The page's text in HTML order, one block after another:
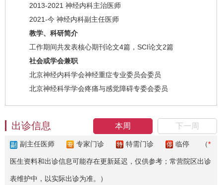
2013-2021 神经内科主治医师
2021-今 神经内科副主任医师
教学、科研简介
工作期间共发表核心期刊论文4篇，SCI论文2篇
社会或学会兼职
北京神经内科学会神经重症专业委员会委员
北京神经科学学会疼痛与感觉障碍专委会委员
本周 下一周
出诊信息
副主任医师 专家门诊 特需门诊 临停 （*
医生资料和出诊信息可能存在更新延迟，仅供参考；常营院区出诊
表维护中，以实际出诊为准。）